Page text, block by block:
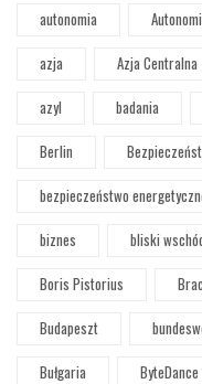
autonomia
azja
Azja Centralna
azyl
badania
Berlin
bezpieczeństwo
biznes
bliski
Boris Pistorius
Budapeszt
Bułgaria
ByteDance